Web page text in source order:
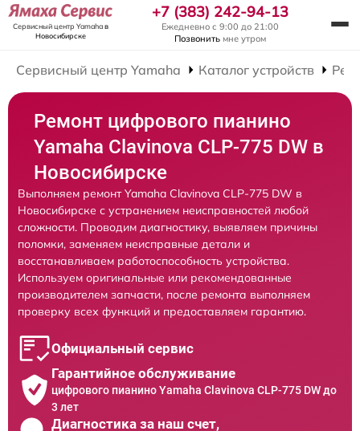
Сервисный центр Yamahaв
Новосибирске
+7 (383) 242-94-13
Ежедневно с 9:00 до 21:00
Позвонить мне утром
Сервисный центр Yamaha Каталог устройств
Ремонт цифрового пианино
Yamaha Clavinova CLP-775 DW в
Новосибирске
Выполняем ремонт Yamaha Clavinova CLP-775 DW в
Новосибирске с устранением неисправностей любой
сложности. Проводим диагностику, выявляем причины
поломки, заменяем неисправные детали и
восстанавливаем работоспособность устройства.
Используем оригинальные или рекомендованные
производителем запчасти, после ремонта выполняем
проверку всех функций и предоставляем гарантию.
Официальный сервис
Гарантийное обслуживание
цифрового пианино Yamaha Clavinova CLP-775 DW до
3 лет
Диагностика за наш счет,